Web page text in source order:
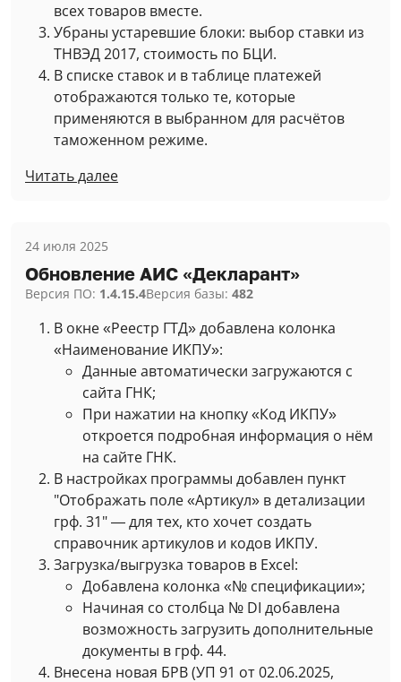
всех товаров вместе.
Убраны устаревшие блоки: выбор ставки из
ТНВЭД 2017, стоимость по БЦИ.
В списке ставок и в таблице платежей
отображаются только те, которые
применяются в выбранном для расчётов
таможенном режиме.
Читать далее
24 июля 2025
Обновление АИС «Декларант»
Версия ПО: 1.4.15.4Версия базы: 482
В окне «Реестр ГТД» добавлена колонка
«Наименование ИКПУ»:
Данные автоматически загружаются с
сайта ГНК;
При нажатии на кнопку «Код ИКПУ»
откроется подробная информация о нём
на сайте ГНК.
В настройках программы добавлен пункт
"Отображать поле «Артикул» в детализации
грф. 31" — для тех, кто хочет создать
справочник артикулов и кодов ИКПУ.
Загрузка/выгрузка товаров в Excel:
Добавлена колонка «№ спецификации»;
Начиная со столбца № DI добавлена
возможность загрузить дополнительные
документы в грф. 44.
Внесена новая БРВ (УП 91 от 02.06.2025,